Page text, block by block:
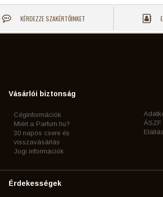
KÉRDEZZE SZAKÉRTŐINKET
Vásárlói biztonság
Céginformációk
Miért a Parfum.hu?
30 napos csere és
visszavásárlás
Jogi információk
ÁSZF
Érdekességek